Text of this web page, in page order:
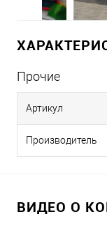
Прочие
Артикул
Производитель
ВИДЕО О